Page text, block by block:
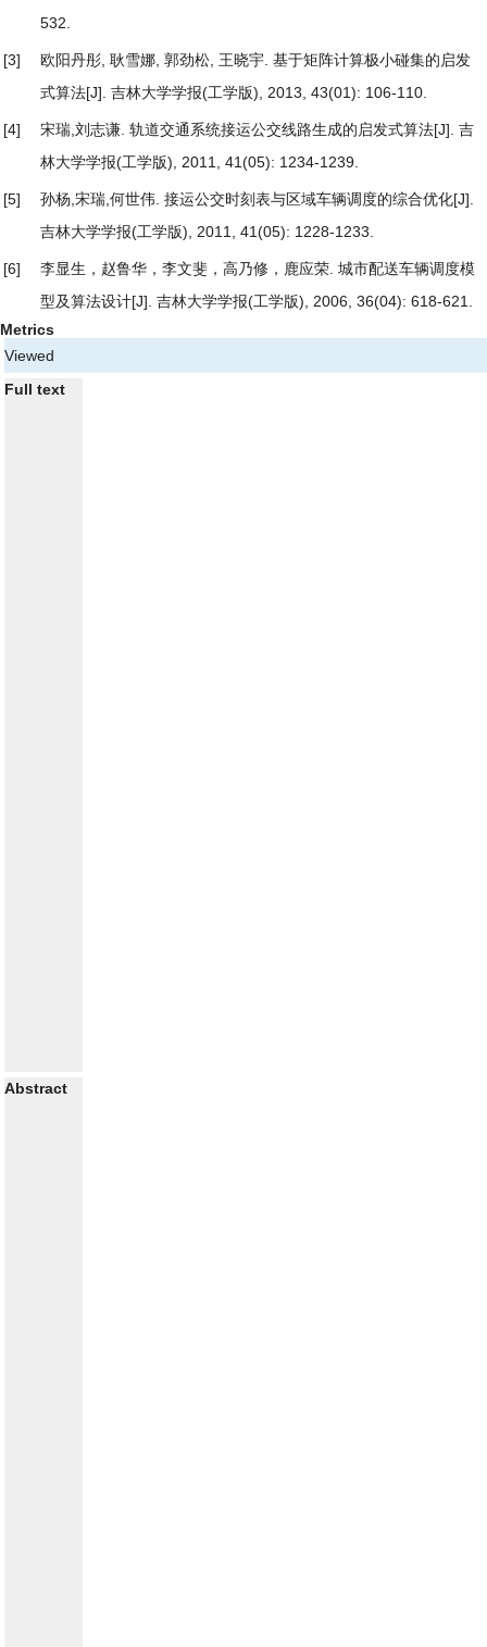
532.
[3] 欧阳丹彤, 耿雪娜, 郭劲松, 王晓宇. 基于矩阵计算极小碰集的启发
式算法[J]. 吉林大学学报(工学版), 2013, 43(01): 106-110.
[4] 宋瑞,刘志谦. 轨道交通系统接运公交线路生成的启发式算法[J]. 吉
林大学学报(工学版), 2011, 41(05): 1234-1239.
[5] 孙杨,宋瑞,何世伟. 接运公交时刻表与区域车辆调度的综合优化[J].
吉林大学学报(工学版), 2011, 41(05): 1228-1233.
[6] 李显生，赵鲁华，李文斐，高乃修，鹿应荣. 城市配送车辆调度模
型及算法设计[J]. 吉林大学学报(工学版), 2006, 36(04): 618-621.
Metrics
Viewed
Full text
Abstract